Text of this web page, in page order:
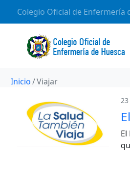
Colegio Oficial de Enfermería
Inicio Viajar